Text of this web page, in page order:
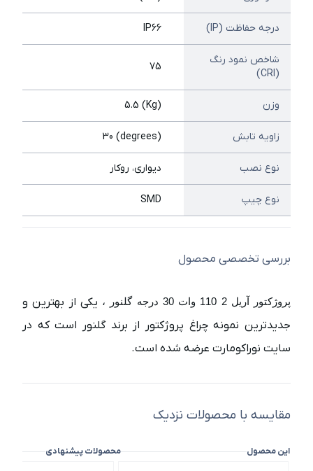
درجه حفاظت (IP) IP66
شاخص نمود رنگ
(CRI)
75
وزن (Kg) 5.5
زاویه تابش (degrees) 30
نوع نصب دیواری، روکار
نوع چیپ SMD
بررسی تخصصی محصول
پروژکتور آریل 2 110 وات 30 درجه گلنور ،
یکی از بهترین و
جدیدترین نمونه چراغ پروژکتور از برند گلنور است که در
سایت نوراکومارت عرضه شده است.
مقایسه با محصولات نزدیک
این محصول محصولات پیشنهادی